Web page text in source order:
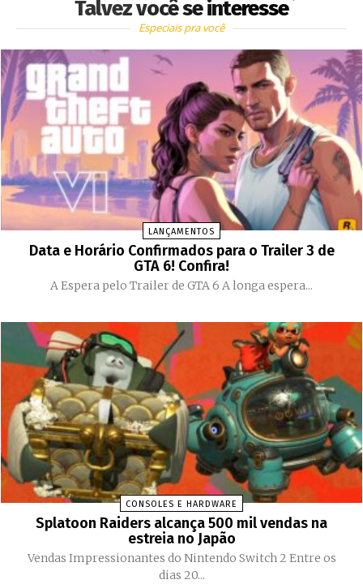
Talvez você se interesse
Especiais pra você
LANÇAMENTOS
Data e Horário Confirmados para o Trailer 3 de
GTA 6! Confira!
A Espera pelo Trailer de GTA 6 A longa espera...
CONSOLES E HARDWARE
Splatoon Raiders alcança 500 mil vendas na
estreia no Japão
Vendas Impressionantes do Nintendo Switch 2 Entre os
dias 20...